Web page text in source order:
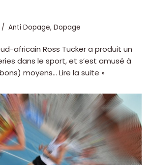
Anti Dopage, Dopage
africain Ross Tucker a produit un
dans le sport, et s’est amusé à
moyens… Lire la suite »